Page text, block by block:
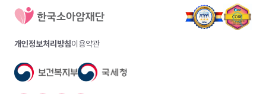
개인정보처리방침이용약관